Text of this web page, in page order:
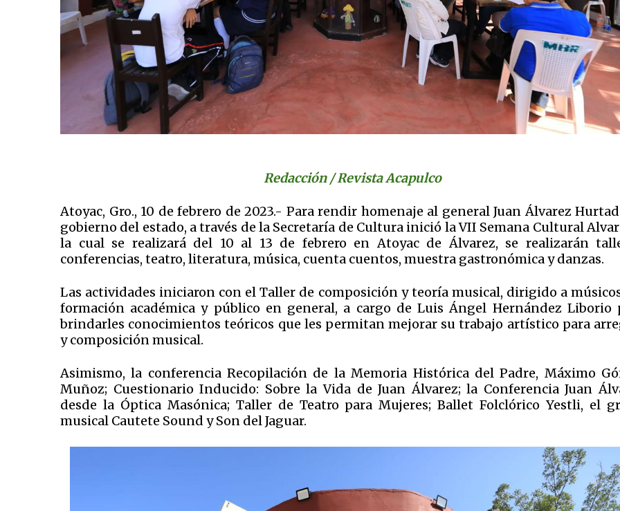
Redacción / Revista Acapulco
Atoyac, Gro., 10 de febrero de 2023.- Para rendir homenaje al general Juan Álvarez
gobierno del estado, a través de la Secretaría de Cultura inició la VII Semana Cultural
la cual se realizará del 10 al 13 de febrero en Atoyac de Álvarez, se realizarán
conferencias, teatro, literatura, música, cuenta cuentos, muestra gastronómica y danzas.
Las actividades iniciaron con el Taller de composición y teoría musical, dirigido a
formación académica y público en general, a cargo de Luis Ángel Hernández Liborio
brindarles conocimientos teóricos que les permitan mejorar su trabajo artístico para
y composición musical.
Asimismo, la conferencia Recopilación de la Memoria Histórica del Padre, Máximo
Muñoz; Cuestionario Inducido: Sobre la Vida de Juan Álvarez; la Conferencia Juan
desde la Óptica Masónica; Taller de Teatro para Mujeres; Ballet Folclórico Yestli, el
musical Cautete Sound y Son del Jaguar.